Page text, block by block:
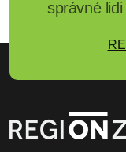
správné